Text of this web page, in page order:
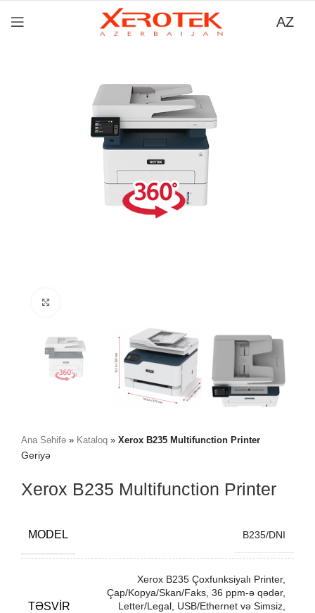
AZ
Ana Səhifə » Kataloq » Xerox B235 Multifunction Printer
Geriyə
Xerox B235 Multifunction Printer
MODEL B235/DNI
TƏSVIR
Xerox B235 Çoxfunksiyalı Printer,
Çap/Kopya/Skan/Faks, 36 ppm-ə qədər,
Letter/Legal, USB/Ethernet və Simsiz,